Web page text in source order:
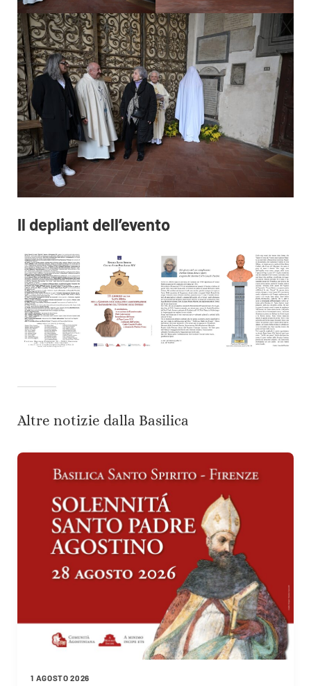
Il depliant dell’evento
Altre notizie dalla Basilica
1 AGOSTO 2026